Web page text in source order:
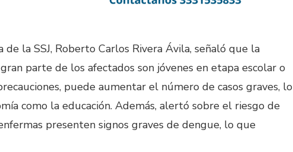
la SSJ, Roberto Carlos Rivera Ávila, señaló que la
parte de los afectados son jóvenes en etapa escolar o
puede aumentar el número de casos graves, lo
como la educación. Además, alertó sobre el riesgo de
presenten signos graves de dengue, lo que